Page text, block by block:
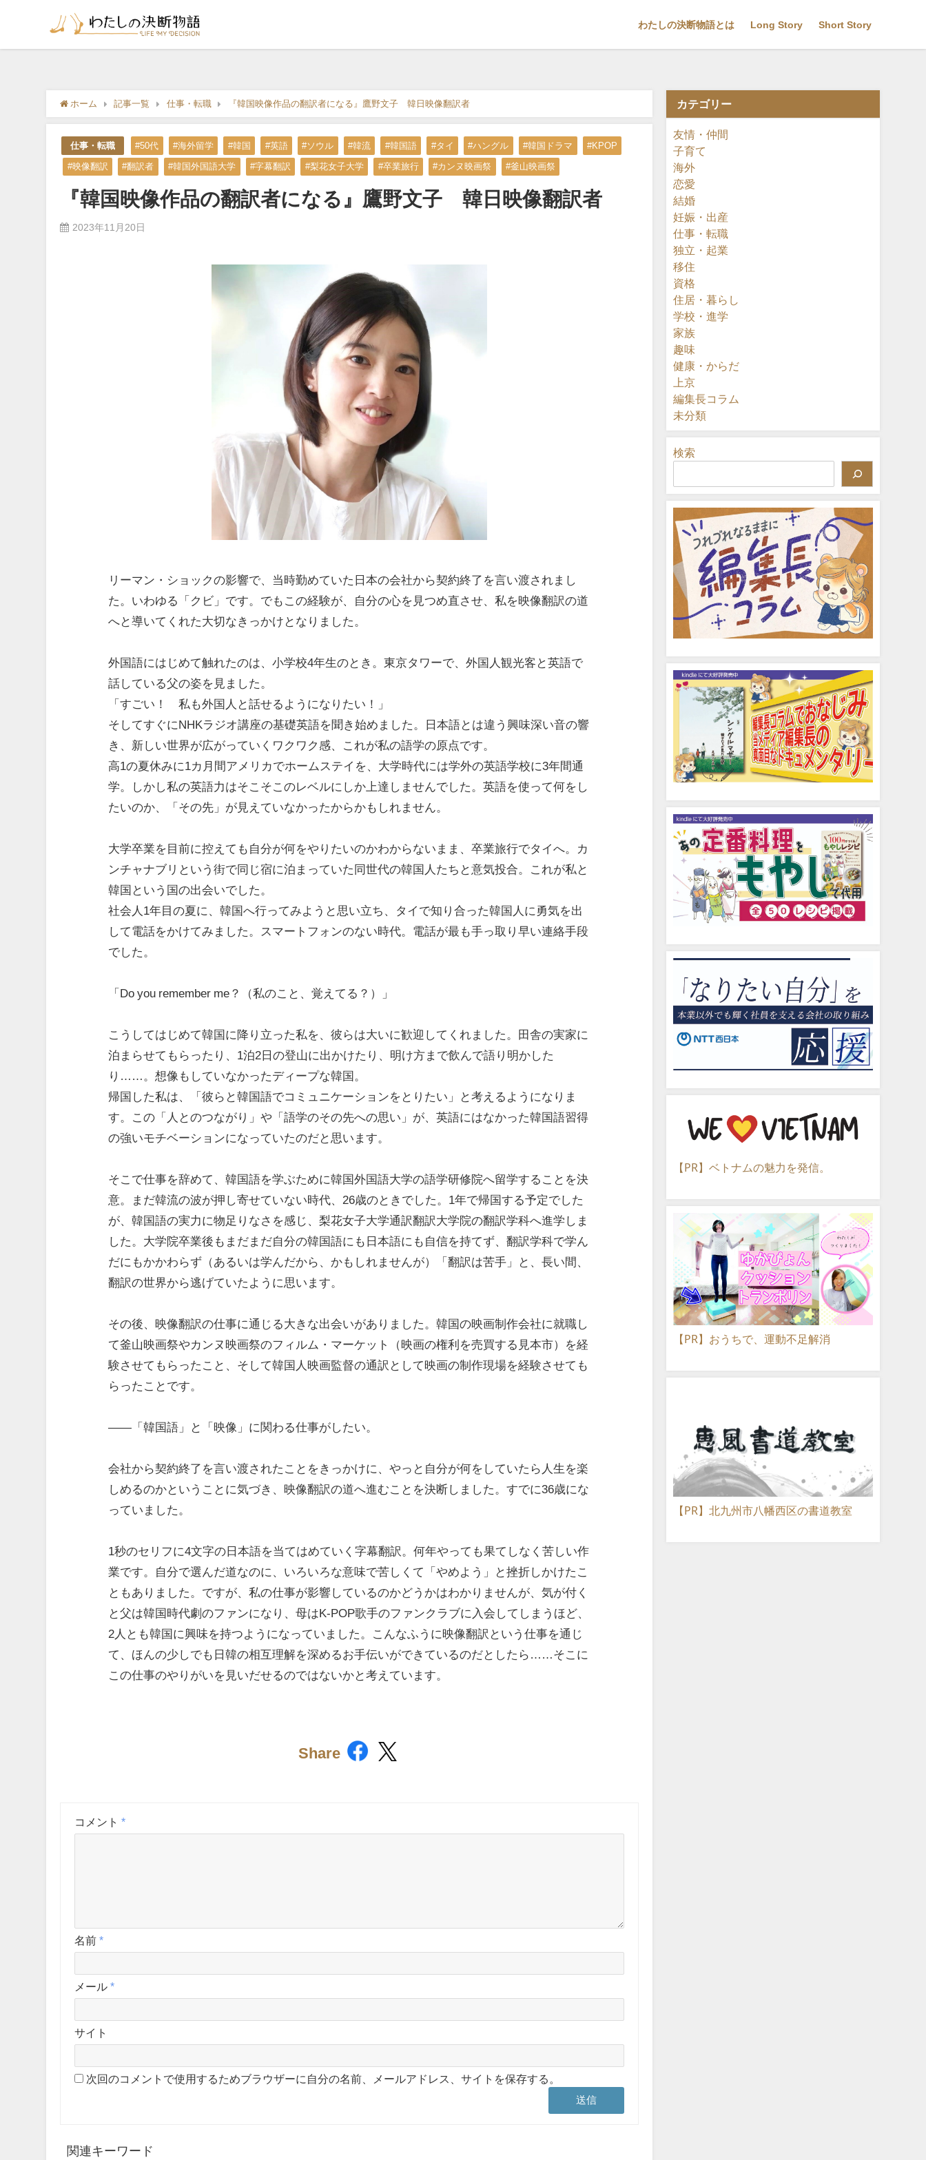
わたしの決断物語とは Long Story Short Story
ホーム 記事一覧 仕事・転職 『韓国映像作品の翻訳者になる』鷹野文子 韓日映像翻訳者
仕事・転職 #50代 #海外留学 #韓国 #英語 #ソウル #韓流 #韓国語 #タイ #ハングル #韓国ドラマ #KPOP
#映像翻訳 #翻訳者 #韓国外国語大学 #字幕翻訳 #梨花女子大学 #卒業旅行 #カンヌ映画祭 #釜山映画祭
『韓国映像作品の翻訳者になる』鷹野文子 韓日映像翻訳者
2023年11月20日
リーマン・ショックの影響で、当時勤めていた日本の会社から契約終了を言い渡されまし
た。いわゆる「クビ」です。でもこの経験が、自分の心を見つめ直させ、私を映像翻訳の道
へと導いてくれた大切なきっかけとなりました。
外国語にはじめて触れたのは、小学校4年生のとき。東京タワーで、外国人観光客と英語で
話している父の姿を見ました。
「すごい！ 私も外国人と話せるようになりたい！」
そしてすぐにNHKラジオ講座の基礎英語を聞き始めました。日本語とは違う興味深い音の響
き、新しい世界が広がっていくワクワク感、これが私の語学の原点です。
高1の夏休みに1カ月間アメリカでホームステイを、大学時代には学外の英語学校に3年間通
学。しかし私の英語力はそこそこのレベルにしか上達しませんでした。英語を使って何をし
たいのか、「その先」が見えていなかったからかもしれません。
大学卒業を目前に控えても自分が何をやりたいのかわからないまま、卒業旅行でタイへ。カ
ンチャナブリという街で同じ宿に泊まっていた同世代の韓国人たちと意気投合。これが私と
韓国という国の出会いでした。
社会人1年目の夏に、韓国へ行ってみようと思い立ち、タイで知り合った韓国人に勇気を出
して電話をかけてみました。スマートフォンのない時代。電話が最も手っ取り早い連絡手段
でした。
「Do you remember me？（私のこと、覚えてる？）」
こうしてはじめて韓国に降り立った私を、彼らは大いに歓迎してくれました。田舎の実家に
泊まらせてもらったり、1泊2日の登山に出かけたり、明け方まで飲んで語り明かした
り……。想像もしていなかったディープな韓国。
帰国した私は、「彼らと韓国語でコミュニケーションをとりたい」と考えるようになりま
す。この「人とのつながり」や「語学のその先への思い」が、英語にはなかった韓国語習得
の強いモチベーションになっていたのだと思います。
そこで仕事を辞めて、韓国語を学ぶために韓国外国語大学の語学研修院へ留学することを決
意。まだ韓流の波が押し寄せていない時代、26歳のときでした。1年で帰国する予定でした
が、韓国語の実力に物足りなさを感じ、梨花女子大学通訳翻訳大学院の翻訳学科へ進学しま
した。大学院卒業後もまだまだ自分の韓国語にも日本語にも自信を持てず、翻訳学科で学ん
だにもかかわらず（あるいは学んだから、かもしれませんが）「翻訳は苦手」と、長い間、
翻訳の世界から逃げていたように思います。
その後、映像翻訳の仕事に通じる大きな出会いがありました。韓国の映画制作会社に就職し
て釜山映画祭やカンヌ映画祭のフィルム・マーケット（映画の権利を売買する見本市）を経
験させてもらったこと、そして韓国人映画監督の通訳として映画の制作現場を経験させても
らったことです。
――「韓国語」と「映像」に関わる仕事がしたい。
会社から契約終了を言い渡されたことをきっかけに、やっと自分が何をしていたら人生を楽
しめるのかということに気づき、映像翻訳の道へ進むことを決断しました。すでに36歳にな
っていました。
1秒のセリフに4文字の日本語を当てはめていく字幕翻訳。何年やっても果てしなく苦しい作
業です。自分で選んだ道なのに、いろいろな意味で苦しくて「やめよう」と挫折しかけたこ
ともありました。ですが、私の仕事が影響しているのかどうかはわかりませんが、気が付く
と父は韓国時代劇のファンになり、母はK-POP歌手のファンクラブに入会してしまうほど、
2人とも韓国に興味を持つようになっていました。こんなふうに映像翻訳という仕事を通じ
て、ほんの少しでも日韓の相互理解を深めるお手伝いができているのだとしたら……そこに
この仕事のやりがいを見いだせるのではないかと考えています。
Share
コメント*
名前*
メール*
サイト
次回のコメントで使用するためブラウザーに自分の名前、メールアドレス、サイトを保存する。
関連キーワード
カテゴリー
友情・仲間
子育て
海外
恋愛
結婚
妊娠・出産
仕事・転職
独立・起業
移住
資格
住居・暮らし
学校・進学
家族
趣味
健康・からだ
上京
編集長コラム
未分類
検索
【PR】ベトナムの魅力を発信。
【PR】おうちで、運動不足解消
【PR】北九州市八幡西区の書道教室